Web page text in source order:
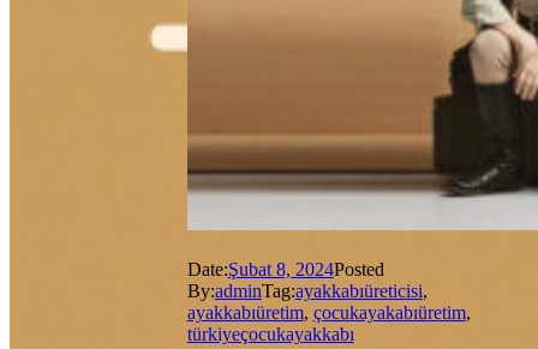
Date:Şubat 8, 2024Posted
By:adminTag:ayakkabıüreticisi,
ayakkabıüretim, çocukayakabıüretim,
türkiyeçocukayakkabı